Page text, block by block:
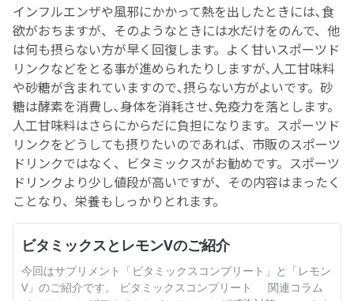
インフルエンザや風邪にかかって熱を出したときには､食
欲がおちますが、そのようなときには水だけをのんで、他
は何も摂らない方が早く回復します。よく甘いスポーツド
リンクなどをとる事が進められたりしますが､人工甘味料
や砂糖が含まれていますので､摂らない方がよいです。砂
糖は酵素を消費し､身体を消耗させ､免疫力を落とします。
人工甘味料はさらにからだに負担になります。スポーツド
リンクをどうしても摂りたいのであれば、市販のスポーツ
ドリンクではなく、ビタミックスがお勧めです。スポーツ
ドリンクより少し値段が高いですが、その内容はまったく
ことなり、栄養もしっかりとれます。